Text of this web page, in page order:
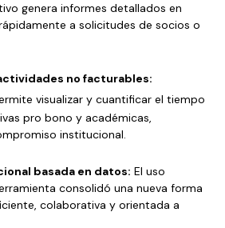
genera informes detallados en
a solicitudes de socios o
no facturables:
visualizar y cuantificar el tiempo
pro bono y académicas,
institucional.
basada en datos: El uso
consolidó una nueva forma
colaborativa y orientada a